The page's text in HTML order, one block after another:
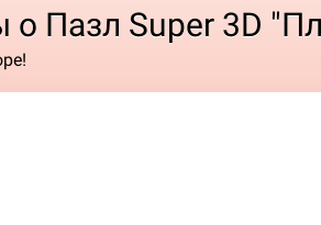
о Пазл Super 3D